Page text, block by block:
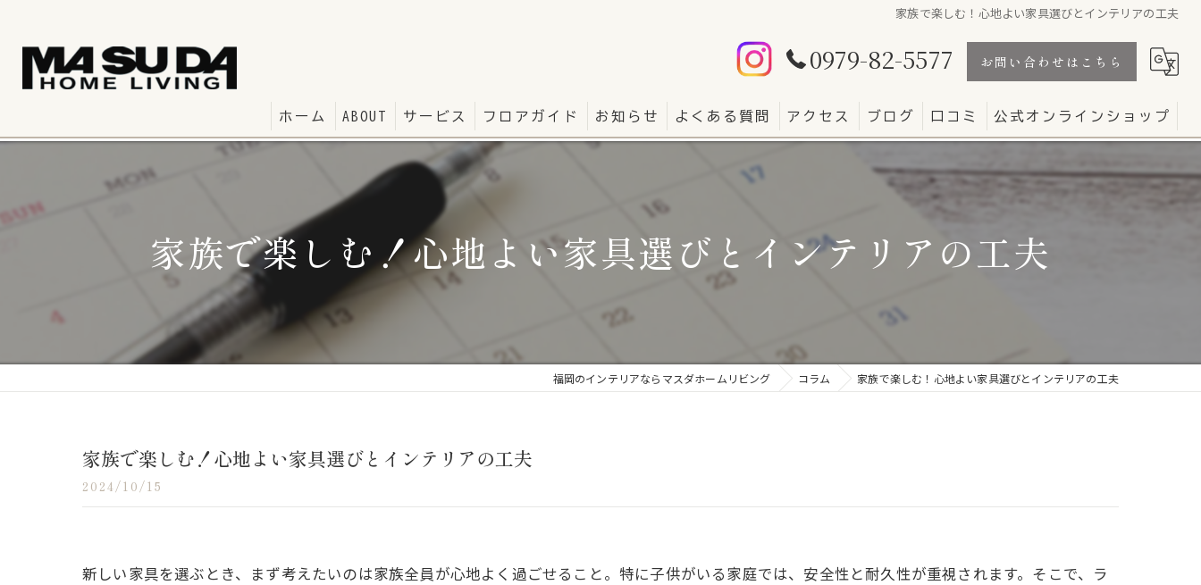
家族で楽しむ！心地よい家具選びとインテリアの工夫
0979-82-5577 お問い合わせはこちら
ホーム ABOUT サービス フロアガイド お知らせ よくある質問 アクセス ブログ 口コミ 公式オンラインショップ
家族で楽しむ！心地よい家具選びとインテリアの工夫
福岡のインテリアならマスダホームリビング コラム 家族で楽しむ！心地よい家具選びとインテリアの工夫
家族で楽しむ！心地よい家具選びとインテリアの工夫
2024/10/15
新しい家具を選ぶとき、まず考えたいのは家族全員が心地よく過ごせること。特に子供がいる家庭では、安全性と耐久性が重視されます。そこで、ラ